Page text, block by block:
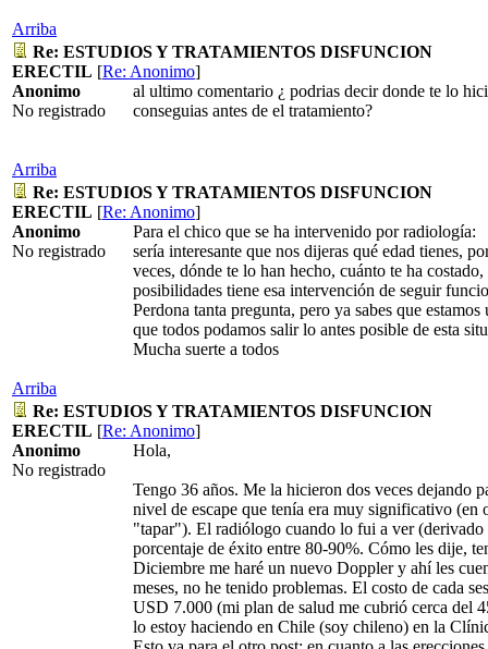
Arriba
Re: ESTUDIOS Y TRATAMIENTOS DISFUNCION
ERECTIL [Re: Anonimo]
Anonimo
No registrado
al ultimo comentario ¿ podrias decir donde te lo
conseguias antes de el tratamiento?
Arriba
Re: ESTUDIOS Y TRATAMIENTOS DISFUNCION
ERECTIL [Re: Anonimo]
Anonimo
No registrado
Para el chico que se ha intervenido por radiología:
sería interesante que nos dijeras qué edad tienes,
veces, dónde te lo han hecho, cuánto te ha
posibilidades tiene esa intervención de seguir
Perdona tanta pregunta, pero ya sabes que
que todos podamos salir lo antes posible de esta
Mucha suerte a todos
Arriba
Re: ESTUDIOS Y TRATAMIENTOS DISFUNCION
ERECTIL [Re: Anonimo]
Anonimo
No registrado
Hola,
Tengo 36 años. Me la hicieron dos veces dejando
nivel de escape que tenía era muy significativo (en
"tapar"). El radiólogo cuando lo fui a ver (derivado
porcentaje de éxito entre 80-90%. Cómo les dije,
Diciembre me haré un nuevo Doppler y ahí les
meses, no he tenido problemas. El costo de cada
USD 7.000 (mi plan de salud me cubrió cerca del
lo estoy haciendo en Chile (soy chileno) en la